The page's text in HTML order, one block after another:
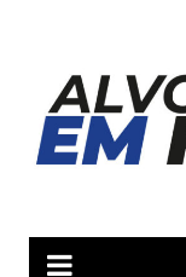
conteúdo